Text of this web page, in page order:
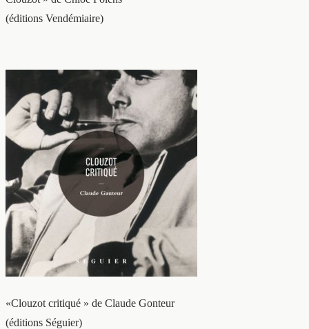
(éditions Vendémiaire)
«Clouzot critiqué » de Claude Gonteur
(éditions Séguier)